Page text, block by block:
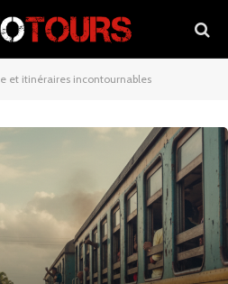
et itinéraires incontournables